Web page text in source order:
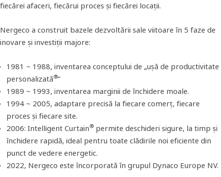
fiecărei afaceri, fiecărui proces și fiecărei locații.
Nergeco a construit bazele dezvoltării sale viitoare în 5 faze de
inovare și investiții majore:
1981 ~ 1988, inventarea conceptului de „ușă de productivitate
personalizată®”
1989 ~ 1993, inventarea marginii de închidere moale.
1994 ~ 2005, adaptare precisă la fiecare comerț, fiecare
proces și fiecare site.
2006: Intelligent Curtain®permite deschideri sigure, la timp și
închidere rapidă, ideal pentru toate clădirile noi eficiente din
punct de vedere energetic.
2022, Nergeco este încorporată în grupul Dynaco Europe NV.